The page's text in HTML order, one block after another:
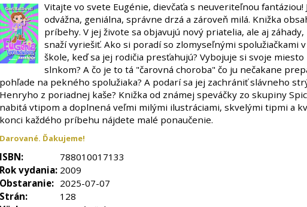
Vitajte vo svete Eugénie, dievčaťa s neuveriteľnou fantáziou!
odvážna, geniálna, správne drzá a zároveň milá. Knižka
príbehy. V jej živote sa objavujú nový priatelia, ale aj
snaží vyriešiť. Ako si poradí so zlomyseľnými spolužiačkami
škole, keď sa jej rodičia presťahujú? Vybojuje si svoje miesto
slnkom? A čo je to tá "čarovná choroba" čo ju nečakane
pohľade na pekného spolužiaka? A podarí sa jej zachrániť slávneho
Henryho z poriadnej kaše? Knižka od známej speváčky zo skupiny
nabitá vtipom a doplnená veľmi milými ilustráciami, skvelými tipmi a
konci každého príbehu nájdete malé ponaučenie.
Darované. Ďakujeme!
ISBN:
788010017133
Rok vydania: 2009
Obstaranie: 2025-07-07
Strán:
128